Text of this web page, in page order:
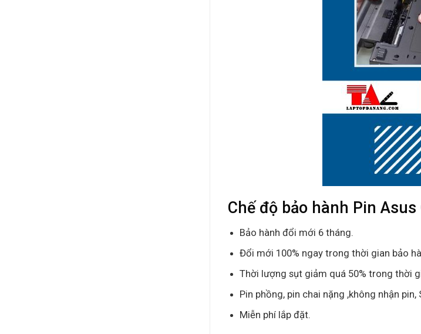
Chế độ bảo hành Pin Asus
Bảo hành đổi mới 6 tháng.
Đổi mới 100% ngay trong thời gian bảo
Thời lượng sụt giảm quá 50% trong thời
Pin phồng, pin chai nặng ,không nhận
Miễn phí lắp đặt.